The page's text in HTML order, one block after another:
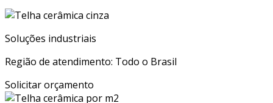
Soluções industriais
Região de atendimento: Todo o Brasil
Solicitar orçamento